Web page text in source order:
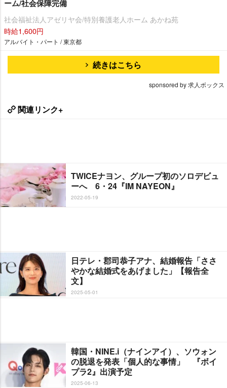
ーム/社会保障完備
社会福祉法人アゼリヤ会/特別養護老人ホーム あかね苑
時給1,600円
アルバイト・パート / 東京都
続きはこちら
sponsored by 求人ボックス
関連リンク+
TWICEナヨン、グループ初のソロデビュ
ーへ 6・24『IM NAYEON』
2022-05-19
日テレ・郡司恭子アナ、結婚報告「ささ
かな結婚式をあげました」【報告全
文】
2025-05-01
韓国・NINE.i（ナインアイ）、ソウォン
の脱退を発表「個人的な事情」 『ボイ
プラ2』出演予定
2025-06-13